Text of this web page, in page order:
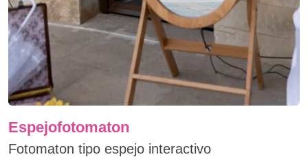
Espejofotomaton
Fotomaton tipo espejo interactivo